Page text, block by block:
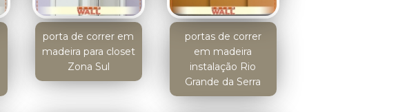
porta de correr em
madeira para closet
Zona Sul
portas de correr
em madeira
instalação Rio
Grande da Serra